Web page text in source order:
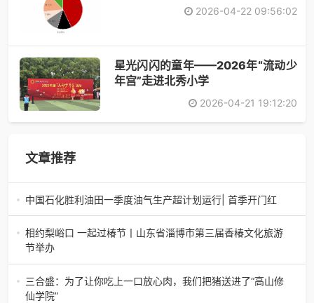
2026-04-22 09:56:02
星光闪闪的童年——2026年“流动少
年宫”走进北秀小学
2026-04-21 19:12:20
文章推荐
中国石化胜利油田一季度油气生产超计划运行| 首季开门红
中国石化胜利油田一季度油气生产超计划运行| 首季开门红济
南电（记者 瑞夫 胜宣）2026年一季度，中国石化胜利油田
生产原油585.86万吨，天
相约梨峪口 一起过椿节丨山东省淄博市第三届香椿文化旅游
节举办
相约梨峪口 一起过椿节丨山东省淄博市第三届香椿文化旅游
节举办济南电（记者 瑞夫）4月18日，山东省淄博市第三届
香椿文化旅游节暨党建
三合盛：为了让你吃上一口放心肉，我们把猪送进了“高山修
仙学院”